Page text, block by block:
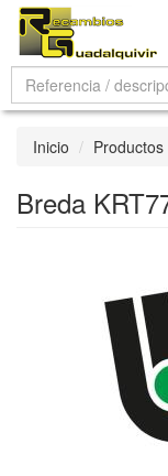
Inicio Productos
Breda